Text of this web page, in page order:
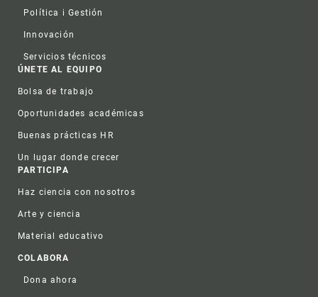
Política i Gestión
Innovación
Servicios técnicos
ÚNETE AL EQUIPO
Bolsa de trabajo
Oportunidades académicas
Buenas prácticas HR
Un lugar donde crecer
PARTICIPA
Haz ciencia con nosotros
Arte y ciencia
Material educativo
COLABORA
Dona ahora